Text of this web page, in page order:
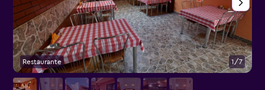
Restaurante 1/7